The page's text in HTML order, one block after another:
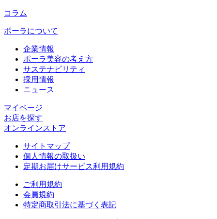
コラム
ポーラについて
企業情報
ポーラ美容の考え方
サステナビリティ
採用情報
ニュース
マイページ​
お店を探す​
オンラインストア​
サイトマップ
個人情報の取扱い
定期お届けサービス利用規約
ご利用規約
会員規約
特定商取引法に基づく表記